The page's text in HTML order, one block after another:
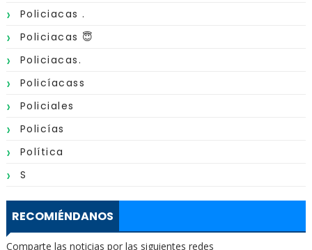
Policiacas .
Policiacas 😇
Policiacas.
Policíacass
Policiales
Policías
Política
S
RECOMIÉNDANOS
Comparte las noticias por las siguientes redes